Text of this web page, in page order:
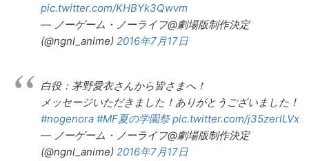
pic.twitter.com/KHBYk3Qwvm
— ノーゲーム・ノーライフ@劇場版制作決定
(@ngnl_anime) 2016年7月17日
白役：茅野愛衣さんから皆さまへ！
メッセージいただきました！ありがとうございました！
#nogenora #MF夏の学園祭 pic.twitter.com/j35zerlLVx
— ノーゲーム・ノーライフ@劇場版制作決定
(@ngnl_anime)2016年7月17日